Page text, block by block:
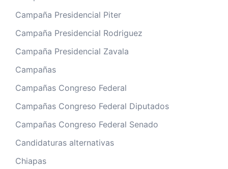
Campaña Presidencial Piter
Campaña Presidencial Rodriguez
Campaña Presidencial Zavala
Campañas
Campañas Congreso Federal
Campañas Congreso Federal Diputados
Campañas Congreso Federal Senado
Candidaturas alternativas
Chiapas